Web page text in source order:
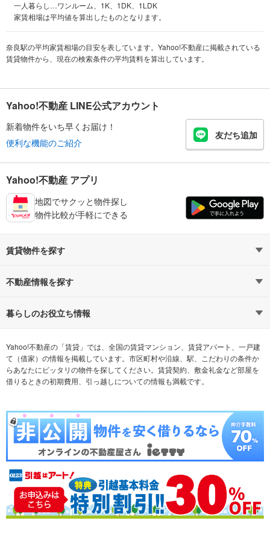
一人暮らし…ワンルーム、1K、1DK、1LDK
家賃相場は平均値を算出したものとなります。
奈良駅の平均家賃相場の目安を表しています。Yahoo!不動産に掲載されている
賃貸物件から、現在の検索条件の平均賃料を算出しています。
Yahoo!不動産 LINE公式アカウント
新着物件をいち早くお届け！
便利な機能のご紹介
友だち追加
Yahoo!不動産 アプリ
地図でサクッと物件探し
物件比較が手軽にできる
賃貸物件を探す
路線・駅から探す
通勤時間から探す
不動産会社から探す 希望の条件から探す
テーマから探す ランキングから探す
不動産情報を探す
不動産・住宅
新築マンション 中古マンション
新築一戸建て 中古一戸建て
注文住宅 土地
売却査定
暮らしのお役立ち情報
マンションカタログ 教えて！住まいの先生
Yahoo!不動産の「賃貸」では、全国の賃貸マンション、賃貸アパート、一戸建
て（借家）の情報を掲載しています。市区町村や沿線、駅、こだわりの条件か
らあなたにピッタリの物件を探してください。賃貸契約、敷金礼金など部屋を
借りるときの初期費用、引っ越しについての情報も満載です。